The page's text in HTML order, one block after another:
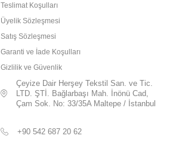
Teslimat Koşulları
Üyelik Sözleşmesi
Satış Sözleşmesi
Garanti ve İade Koşulları
Gizlilik ve Güvenlik
Çeyize Dair Herşey Tekstil San. ve Tic.
LTD. ŞTİ. Bağlarbaşı Mah. İnönü Cad,
Çam Sok. No: 33/35A Maltepe / İstanbul
+90 542 687 20 62